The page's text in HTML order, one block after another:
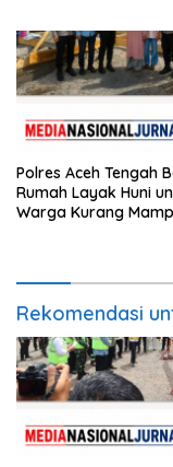
Polres Aceh Tengah
Rumah Layak Huni
Warga Kurang
Rekomendasi